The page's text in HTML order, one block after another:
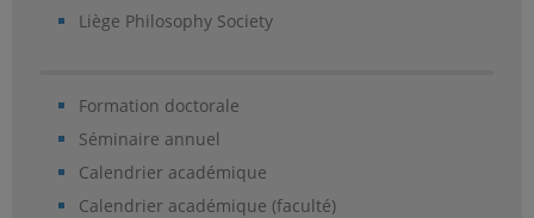
Liège Philosophy Society
Formation doctorale
Séminaire annuel
Calendrier académique
Calendrier académique (faculté)